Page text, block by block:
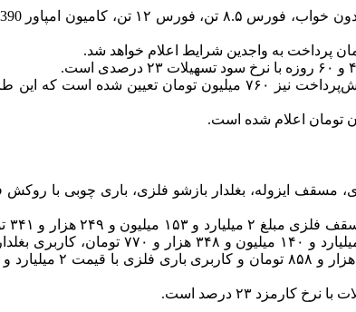
پرداخت به واجدین شرایط اعلام خواهد شد.
کمترین پیش‌پرداخت در طرح فروش نقدی-اعتباری کامیون فورس با مبلغ ۶۳۰ میلیون تومان و بیشترین
فلزی، مسقف ایزوله، بغلدار بازشو فلزی، باری چوبی